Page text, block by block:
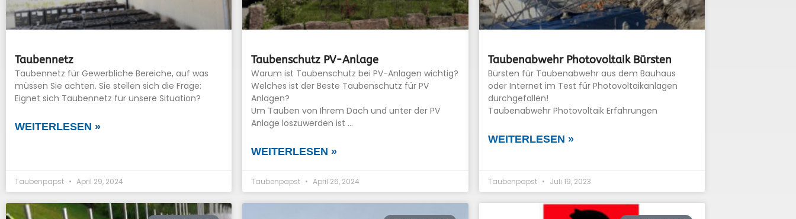
Taubennetz
Taubennetz für Gewerbliche Bereiche, auf was
müssen Sie achten. Sie stellen sich die Frage:
Eignet sich Taubennetz für unsere Situation?
WEITERLESEN »
Taubenpapst April 29, 2024
Taubenschutz PV-Anlage
Warum ist Taubenschutz bei PV-Anlagen wichtig?
Welches ist der Beste Taubenschutz für PV
Anlagen?
Um Tauben von Ihrem Dach und unter der PV
Anlage loszuwerden ist …
WEITERLESEN »
Taubenpapst April 26, 2024
Taubenabwehr Photovoltaik Bürsten
Bürsten für Taubenabwehr aus dem Bauhaus
oder Internet im Test für Photovoltaikanlagen
durchgefallen!
Taubenabwehr Photovoltaik Erfahrungen
WEITERLESEN »
Taubenpapst Juli 19, 2023